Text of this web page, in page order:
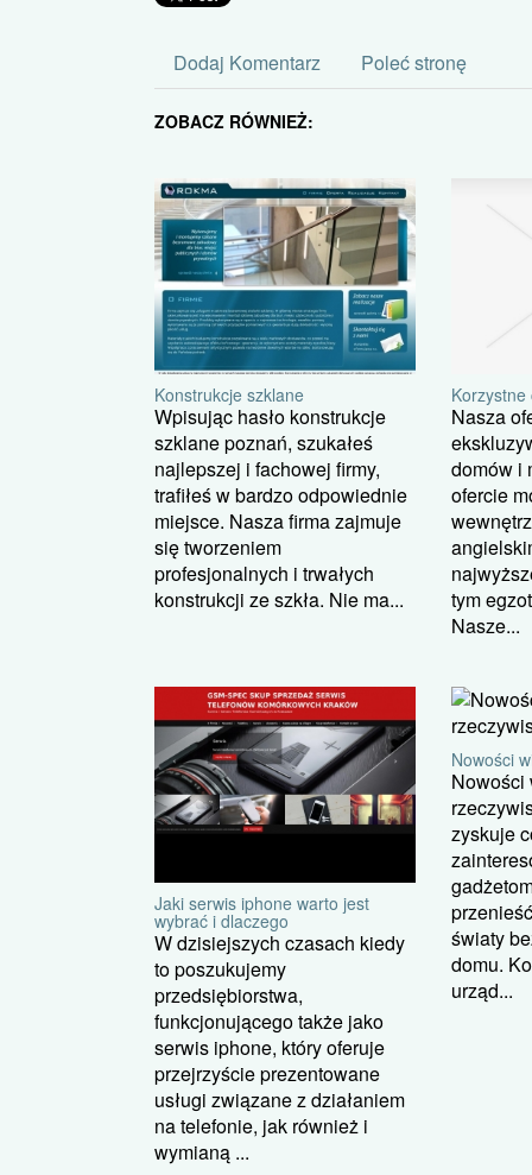
Dodaj Komentarz Poleć stronę
ZOBACZ RÓWNIEŻ:
Konstrukcje szklane
Wpisując hasło konstrukcje
szklane poznań, szukałeś
najlepszej i fachowej firmy,
trafiłeś w bardzo odpowiednie
miejsce. Nasza firma zajmuje
się tworzeniem
profesjonalnych i trwałych
konstrukcji ze szkła. Nie ma...
Nasza
domów i
ofercie
tym
Nasze...
Jaki serwis iphone warto jest
wybrać i dlaczego
W dzisiejszych czasach kiedy
to poszukujemy
przedsiębiorstwa,
funkcjonującego także jako
serwis iphone, który oferuje
przejrzyście prezentowane
usługi związane z działaniem
na telefonie, jak również i
wymianą ...
Nowości
Nowości
zyskuje
światy
domu.
urząd...